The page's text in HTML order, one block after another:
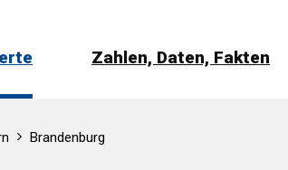
Zahlen, Daten, Fakten
Brandenburg